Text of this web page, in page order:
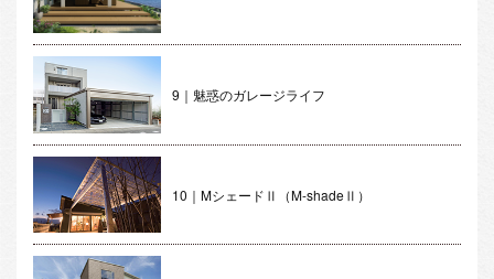
9｜魅惑のガレージライフ
10｜MシェードⅡ（M-shadeⅡ）